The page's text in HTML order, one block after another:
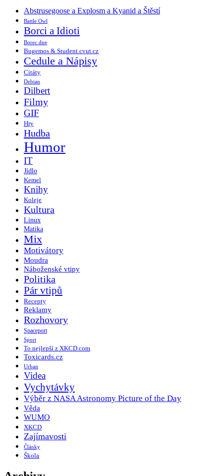
Abstrusegoose a Explosm a Kyanid a Štěstí
Battle Owl
Borci a Idioti
Borec dne
Bugemos & Student.cvut.cz
Cedule a Nápisy
Citáty
Debian
Dilbert
Filmy
GIF
Hry
Hudba
Humor
IT
Jídlo
Kemel
Knihy
Koleje
Kultura
Linux
Matika
Mix
Motivátory
Moudra
Náboženské vtipy
Politika
Pár vtipů
Recepty
Reklamy
Rozhovory
Spaceport
Sport
To nejlepší z XKCD.com
Toxicards.cz
Urban
Videa
Vychytávky
Výběr z NASA Astronomy Picture of the Day
Věda
WUMO
XKCD
Zajímavosti
Články
Škola